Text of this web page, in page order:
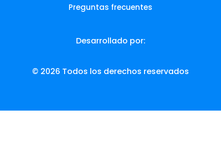
Preguntas frecuentes
Desarrollado por:
© 2026 Todos los derechos reservados